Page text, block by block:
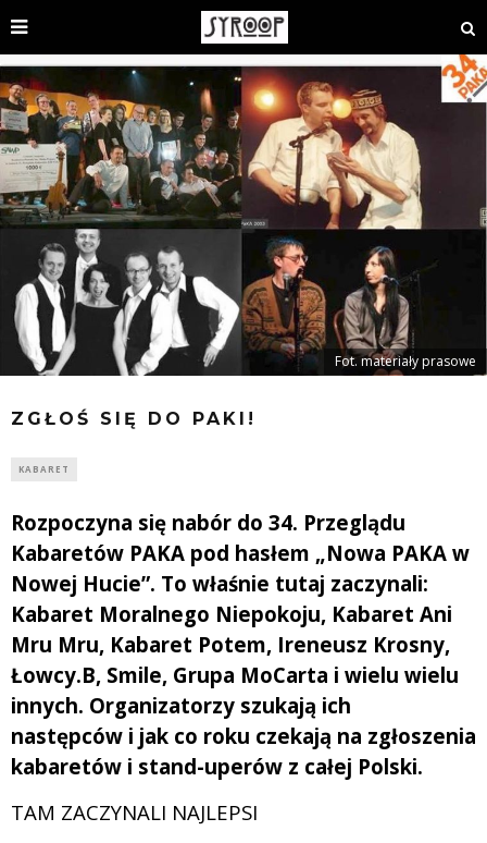
Fot. materiały prasowe
ZGŁOŚ SIĘ DO PAKI!
KABARET
Rozpoczyna się nabór do 34. Przeglądu
Kabaretów PAKA pod hasłem „Nowa PAKA w
Nowej Hucie”. To właśnie tutaj zaczynali:
Kabaret Moralnego Niepokoju, Kabaret Ani
Mru Mru, Kabaret Potem, Ireneusz Krosny,
Łowcy.B, Smile, Grupa MoCarta i wielu wielu
innych. Organizatorzy szukają ich
następców i jak co roku czekają na zgłoszenia
kabaretów i stand-uperów z całej Polski.
TAM ZACZYNALI NAJLEPSI